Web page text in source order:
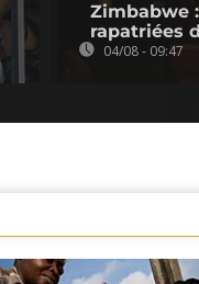
Zimbabwe
rapatriées
04/08 - 09:47